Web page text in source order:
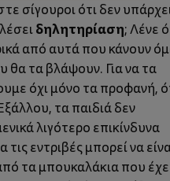
σίγουροι ότι δεν
δηλητηρίαση; Λένε
από αυτά που κάνουν
θα τα βλάψουν. Για να τα
όχι μόνο τα προφανή,
τα παιδιά δεν
λιγότερο επικίνδυνα
εντριβές μπορεί να
τα μπουκαλάκια που